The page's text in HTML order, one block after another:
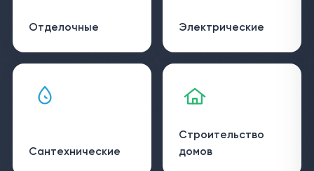
Отделочные Электрические
Сантехнические
Строительство
домов